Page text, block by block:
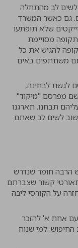
לשים לב מהתחלה
גם כאשר המשרד
שלא תופתעו
מסויימת
להגיש את כל
משתתפים באים
לגשת לבחינה,
מפרסם "מיקוד"
תבחנו. תארגנו
לשים לב שאתם
הרבה חומר שנדרש
קשור שצברתם
על הקורסי ליבה
אחת א' להזכר
למי שנוח